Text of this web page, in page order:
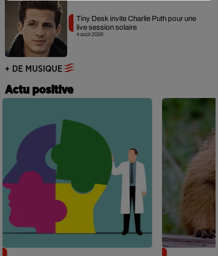
4 août 2026
Tiny Desk invite Charlie Puth pour une
live session solaire
+ DE MUSIQUE
Actu positive